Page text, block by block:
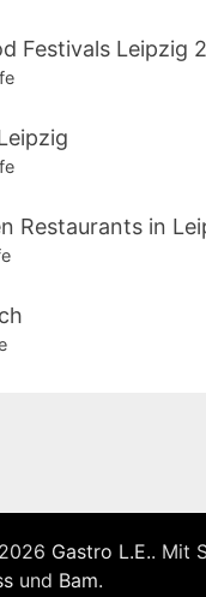
Festivals Leipzig
Restaurants in
Gastro L.E.. Mit
und Bam.